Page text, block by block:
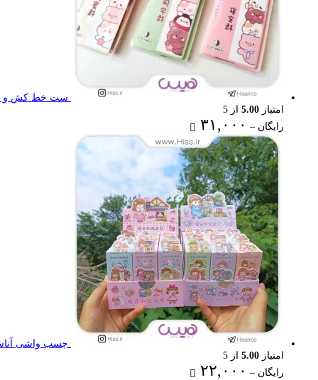
ست خط کش و
امتیاز 5.00 از 5
رایگان – ۳۱,۰۰۰
رایگان
through
۳۱,۰۰۰ تومان
چسب واشی
امتیاز 5.00 از 5
رایگان – ۲۲,۰۰۰